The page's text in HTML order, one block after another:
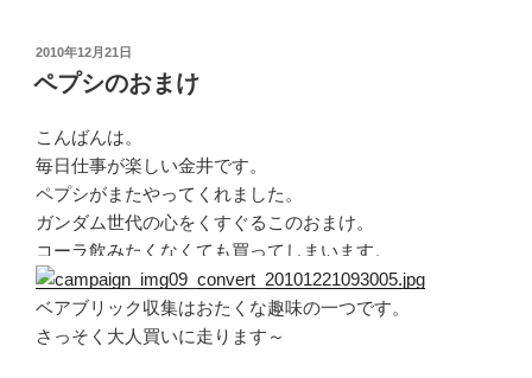
投
2010年12月21日
ペプシのおまけ
こんばんは。
毎日仕事が楽しい金井です。
ペプシがまたやってくれました。
ガンダム世代の心をくすぐるこのおまけ。
コーラ飲みたくなくても買ってしまいます。
ベアブリック収集はおたくな趣味の一つです。
さっそく大人買いに走ります～